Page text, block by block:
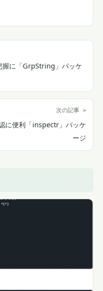
握に「GrpString」パッケ
次の記事 »
に便利「inspectr」パッケ
ージ